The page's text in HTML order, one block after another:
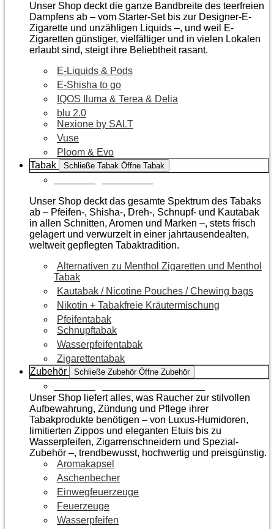
Unser Shop deckt die ganze Bandbreite des teerfreien
Dampfens ab – vom Starter-Set bis zur Designer-E-
Zigarette und unzähligen Liquids –, und weil E-
Zigaretten günstiger, vielfältiger und in vielen Lokalen
erlaubt sind, steigt ihre Beliebtheit rasant.
E-Liquids & Pods
E-Shisha to go
IQOS Iluma & Terea & Delia
blu 2.0
Nexione by SALT
Vuse
Ploom & Evo
Tabak
Schließe Tabak Öffne Tabak
Unser Shop deckt das gesamte Spektrum des Tabaks
ab – Pfeifen-, Shisha-, Dreh-, Schnupf- und Kautabak
in allen Schnitten, Aromen und Marken –, stets frisch
gelagert und verwurzelt in einer jahrtausendealten,
weltweit gepflegten Tabaktradition.
Alternativen zu Menthol Zigaretten und Menthol
Tabak
Kautabak / Nicotine Pouches / Chewing bags
Nikotin + Tabakfreie Kräutermischung
Pfeifentabak
Schnupftabak
Wasserpfeifentabak
Zigarettentabak
Zubehör
Schließe Zubehör Öffne Zubehör
Unser Shop liefert alles, was Raucher zur stilvollen
Aufbewahrung, Zündung und Pflege ihrer
Tabakprodukte benötigen – von Luxus-Humidoren,
limitierten Zippos und eleganten Etuis bis zu
Wasserpfeifen, Zigarrenschneidern und Spezial-
Zubehör –, trendbewusst, hochwertig und preisgünstig.
Aromakapsel
Aschenbecher
Einwegfeuerzeuge
Feuerzeuge
Wasserpfeifen